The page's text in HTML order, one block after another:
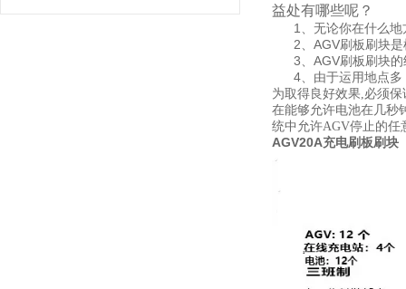
益处有哪些呢？
1、无论你在什么地
2、AGV刷板刷块是
3、AGV刷板刷块的
4、由于运用地点多
为取得良好效果,必须
在能够允许电池在几秒
统中允许AGV停止的任
AGV20A充电刷板刷块